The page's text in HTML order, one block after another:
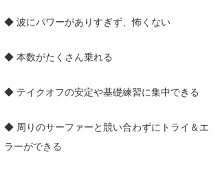
◆ 波にパワーがありすぎず、怖くない
◆ 本数がたくさん乗れる
◆ テイクオフの安定や基礎練習に集中できる
◆ 周りのサーファーと競い合わずにトライ＆エ
ラーができる